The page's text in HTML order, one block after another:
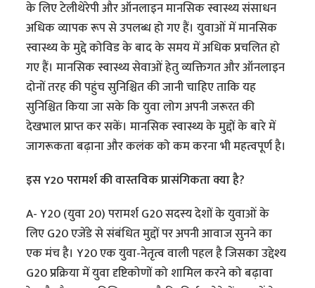
के लिए टेलीथेरेपी और ऑनलाइन मानसिक स्वास्थ्य संसाधन
अधिक व्यापक रूप से उपलब्ध हो गए हैं। युवाओं में मानसिक
स्वास्थ्य के मुद्दे कोविड के बाद के समय में अधिक प्रचलित हो
गए हैं। मानसिक स्वास्थ्य सेवाओं हेतु व्यक्तिगत और ऑनलाइन
दोनों तरह की पहुंच सुनिश्चित की जानी चाहिए ताकि यह
सुनिश्चित किया जा सके कि युवा लोग अपनी जरूरत की
देखभाल प्राप्त कर सकें। मानसिक स्वास्थ्य के मुद्दों के बारे में
जागरूकता बढ़ाना और कलंक को कम करना भी महत्वपूर्ण है।
इस Y20 परामर्श की वास्तविक प्रासंगिकता क्या है?
A- Y20 (युवा 20) परामर्श G20 सदस्य देशों के युवाओं के
लिए G20 एजेंडे से संबंधित मुद्दों पर अपनी आवाज सुनने का
एक मंच है। Y20 एक युवा-नेतृत्व वाली पहल है जिसका उद्देश्य
G20 प्रक्रिया में युवा दृष्टिकोणों को शामिल करने को बढ़ावा